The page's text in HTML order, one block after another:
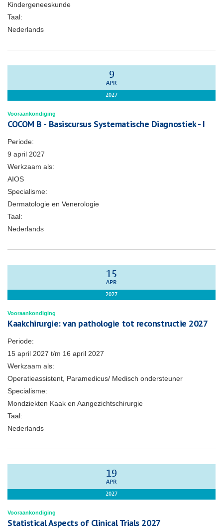
Kindergeneeskunde
Taal:
Nederlands
9
APR
2027
Vooraankondiging
COCOM B - Basiscursus Systematische Diagnostiek - I
Periode:
9 april 2027
Werkzaam als:
AIOS
Specialisme:
Dermatologie en Venerologie
Taal:
Nederlands
15
APR
2027
Vooraankondiging
Kaakchirurgie: van pathologie tot reconstructie 2027
Periode:
15 april 2027 t/m 16 april 2027
Werkzaam als:
Operatieassistent, Paramedicus/ Medisch ondersteuner
Specialisme:
Mondziekten Kaak en Aangezichtschirurgie
Taal:
Nederlands
19
APR
2027
Vooraankondiging
Statistical Aspects of Clinical Trials 2027